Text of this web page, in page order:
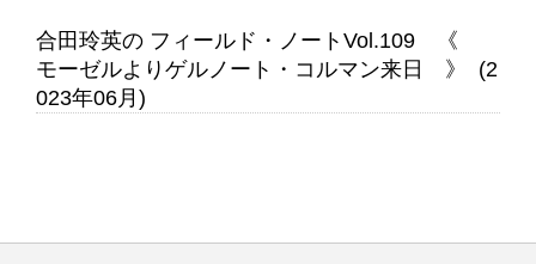
合田玲英の フィールド・ノートVol.109 《
モーゼルよりゲルノート・コルマン来日 》 (2
023年06月)